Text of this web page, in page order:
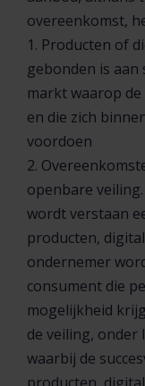
overeenkomst,
1. Producten of
gebonden is aan
markt waarop
en die zich
voordoen
2.
openbare
wordt verstaan
producten,
ondernemer
consument die
mogelijkheid
de veiling, onder
waarbij de